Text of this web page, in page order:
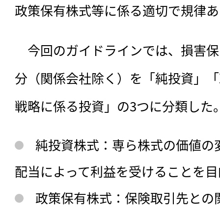
政策保有株式等に係る適切で規律
今回のガイドラインでは、 損害
分（関係会社除く）を「純投資」
戦略に係る投資」の3つに分類した
純投資株式：専ら株式の価値
配当によって利益を受けることを
政策保有株式：保険取引先と